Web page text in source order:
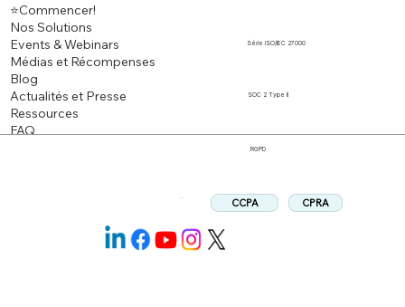
⭐Commencer!
Nos Solutions
Events & Webinars
Médias et Récompenses
Blog
Actualités et Presse
Ressources
FAQ
Série ISO/IEC 27000
SOC 2 Type II
RGPD
CCPA CPRA